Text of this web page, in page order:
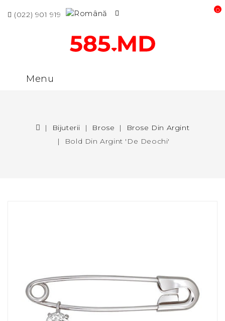
(022) 901 919
0
Menu
Bijuterii Brose
Brose Din Argint
Bold Din Argint 'De Deochi'